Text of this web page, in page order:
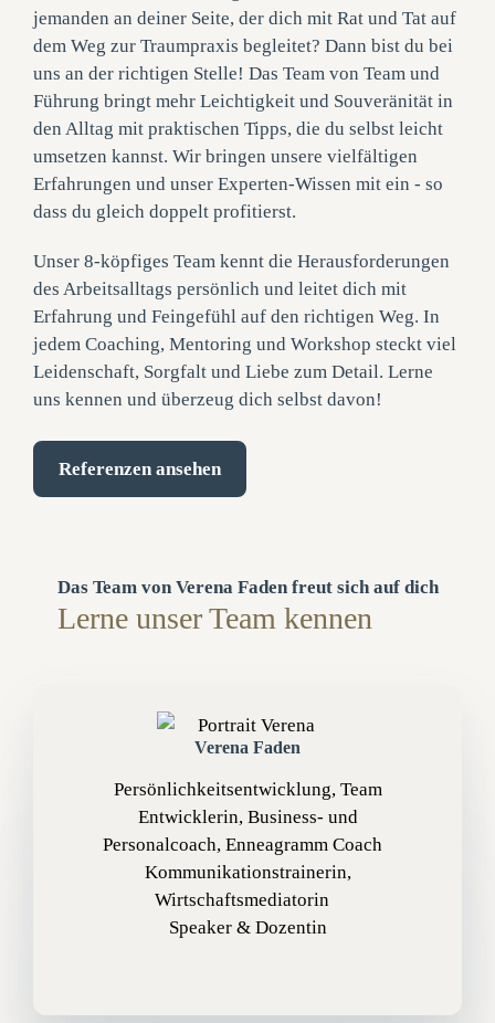
jemanden an deiner Seite, der dich mit Rat und Tat auf
dem Weg zur Traumpraxis begleitet? Dann bist du bei
uns an der richtigen Stelle! Das Team von Team und
Führung bringt mehr Leichtigkeit und Souveränität in
den Alltag mit praktischen Tipps, die du selbst leicht
umsetzen kannst. Wir bringen unsere vielfältigen
Erfahrungen und unser Experten-Wissen mit ein - so
dass du gleich doppelt profitierst.
Unser 8-köpfiges Team kennt die Herausforderungen
des Arbeitsalltags persönlich und leitet dich mit
Erfahrung und Feingefühl auf den richtigen Weg. In
jedem Coaching, Mentoring und Workshop steckt viel
Leidenschaft, Sorgfalt und Liebe zum Detail. Lerne
uns kennen und überzeug dich selbst davon!
Referenzen ansehen
Das Team von Verena Faden freut sich auf dich
Lerne unser Team kennen
Verena Faden
Persönlichkeitsentwicklung, Team
Entwicklerin, Business- und
Personalcoach, Enneagramm Coach
Kommunikationstrainerin,
Wirtschaftsmediatorin
Speaker & Dozentin